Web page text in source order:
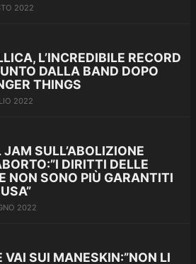
2022
L’INCREDIBILE RECORD
DALLA BAND DOPO
THINGS
2022
JAM SULL’ABOLIZIONE
DIRITTI DELLE
NON SONO PIÙ GARANTITI
2022
VAI SUI MANESKIN:”NON LI